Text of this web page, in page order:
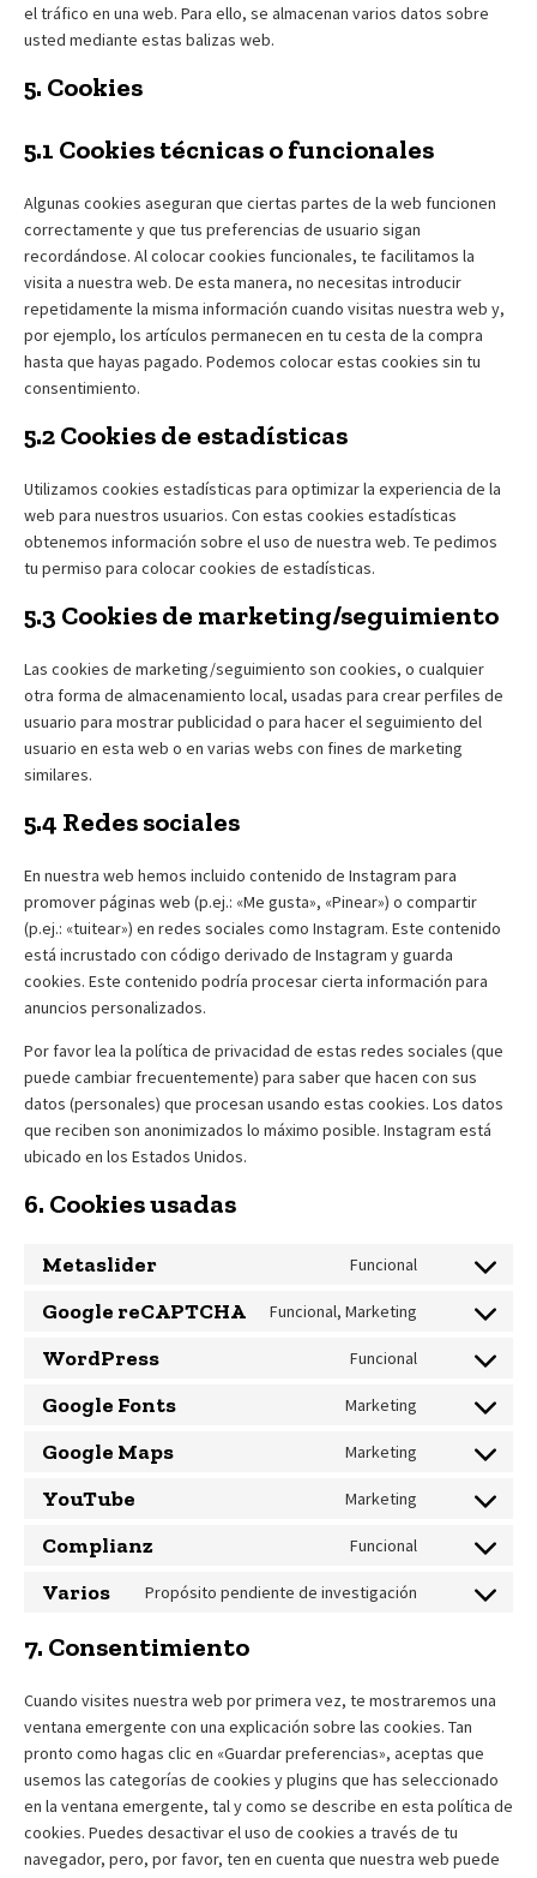
el tráfico en una web. Para ello, se almacenan varios datos sobre
usted mediante estas balizas web.
5. Cookies
5.1 Cookies técnicas o funcionales
Algunas cookies aseguran que ciertas partes de la web funcionen
correctamente y que tus preferencias de usuario sigan
recordándose. Al colocar cookies funcionales, te facilitamos la
visita a nuestra web. De esta manera, no necesitas introducir
repetidamente la misma información cuando visitas nuestra web y,
por ejemplo, los artículos permanecen en tu cesta de la compra
hasta que hayas pagado. Podemos colocar estas cookies sin tu
consentimiento.
5.2 Cookies de estadísticas
Utilizamos cookies estadísticas para optimizar la experiencia de la
web para nuestros usuarios. Con estas cookies estadísticas
obtenemos información sobre el uso de nuestra web. Te pedimos
tu permiso para colocar cookies de estadísticas.
5.3 Cookies de marketing/seguimiento
Las cookies de marketing/seguimiento son cookies, o cualquier
otra forma de almacenamiento local, usadas para crear perfiles de
usuario para mostrar publicidad o para hacer el seguimiento del
usuario en esta web o en varias webs con fines de marketing
similares.
5.4 Redes sociales
En nuestra web hemos incluido contenido de Instagram para
promover páginas web (p.ej.: «Me gusta», «Pinear») o compartir
(p.ej.: «tuitear») en redes sociales como Instagram. Este contenido
está incrustado con código derivado de Instagram y guarda
cookies. Este contenido podría procesar cierta información para
anuncios personalizados.
Por favor lea la política de privacidad de estas redes sociales (que
puede cambiar frecuentemente) para saber que hacen con sus
datos (personales) que procesan usando estas cookies. Los datos
que reciben son anonimizados lo máximo posible. Instagram está
ubicado en los Estados Unidos.
6. Cookies usadas
Metaslider Funcional
Consent
metaslider
Google reCAPTCHA Funcional, Marketing
Consent
google-
WordPress Funcional
Consent
wordpress
Google Fonts Marketing
Consent
google-
Google Maps Marketing
Consent
google-
YouTube Marketing
Consent
youtube
Complianz Funcional
Consent
Varios Propósito pendiente de investigación
Consent
7. Consentimiento
Cuando visites nuestra web por primera vez, te mostraremos una
ventana emergente con una explicación sobre las cookies. Tan
pronto como hagas clic en «Guardar preferencias», aceptas que
usemos las categorías de cookies y plugins que has seleccionado
en la ventana emergente, tal y como se describe en esta política de
cookies. Puedes desactivar el uso de cookies a través de tu
navegador, pero, por favor, ten en cuenta que nuestra web puede